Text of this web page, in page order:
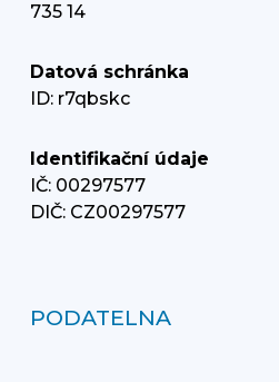
735 14
Datová schránka
ID: r7qbskc
Identifikační údaje
IČ: 00297577
DIČ: CZ00297577
PODATELNA